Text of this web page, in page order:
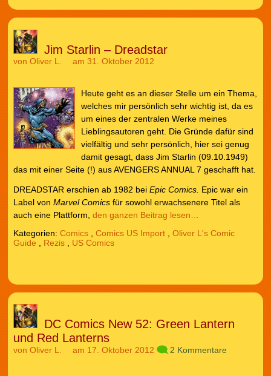
Jim Starlin – Dreadstar
von Oliver L. am 31. Oktober 2012
Heute geht es an dieser Stelle um ein Thema,
welches mir persönlich sehr wichtig ist, da es
um eines der zentralen Werke meines
Lieblingsautoren geht. Die Gründe dafür sind
vielfältig und sehr persönlich, hier sei genug
damit gesagt, dass Jim Starlin (09.10.1949)
das mit einer Seite (!) aus AVENGERS ANNUAL 7 geschafft hat.
DREADSTAR erschien ab 1982 bei Epic Comics. Epic war ein
Label von Marvel Comicsfür sowohl erwachsenere Titel als
auch eine Plattform, den ganzen Beitrag lesen…
Kategorien: Comics, Comics US Import, Oliver L's Comic
Guide
Rezis, US Comics
DC Comics New 52: Green Lantern
und Red Lanterns
von Oliver L. am 17. Oktober 2012 2 Kommentare